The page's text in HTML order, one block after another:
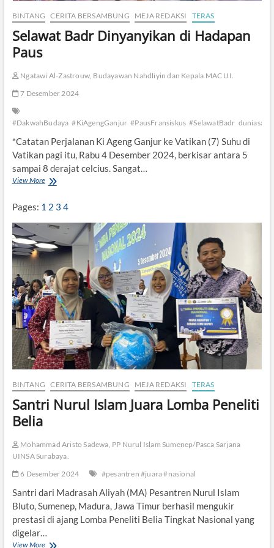
BINTANG CERITA BERSAMBUNG MEJA REDAKSI TERAS
Selawat Badr Dinyanyikan di Hadapan
Paus
Ngatawi Al-Zastrouw, Budayawan Nahdliyin dan Kepala MAC UI.
7 Desember 2024
#DakwahBudaya #KiAgengGanjur #PausFransiskus #SelawatBadr
*Catatan Perjalanan Ki Ageng Ganjur ke Vatikan (7) Suhu di
Vatikan pagi itu, Rabu 4 Desember 2024, berkisar antara 5
sampai 8 derajat celcius. Sangat…
View MoreS
a
w
t
B
a
d
r
D
i
n
y
a
n
y
k
a
n
H
a
a
n
P
u
Pages: 1 2 3 4
BINTANG CERITA BERSAMBUNG MEJA REDAKSI TERAS
Santri Nurul Islam Juara Lomba Peneliti
Belia
Mohammad Aristo Sadewa, PP Nurul Islam Sumenep/Pasca Sarjana
UINSA Surabaya.
6 Desember 2024
#pesantren #juara #nasional
Santri dari Madrasah Aliyah (MA) Pesantren Nurul Islam
Bluto, Sumenep, Madura, Jawa Timur berhasil mengukir
prestasi di ajang Lomba Peneliti Belia Tingkat Nasional yang
digelar…
View MoreS